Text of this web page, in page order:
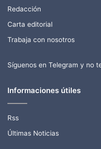
Redacción
Carta editorial
Trabaja con nosotros
Síguenos en Telegram y no
Informaciones útiles
Rss
Últimas Noticias